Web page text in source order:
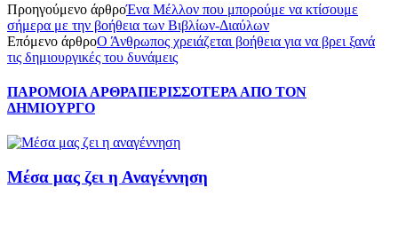
Προηγούμενο άρθροΈνα Μέλλον που μπορούμε να κτίσουμε
σήμερα με την βοήθεια των Βιβλίων-Διαύλων
Επόμενο άρθροΟ Άνθρωπος χρειάζεται βοήθεια για να βρει ξανά
τις δημιουργικές του δυνάμεις
ΠΑΡΟΜΟΙΑ ΑΡΘΡΑΠΕΡΙΣΣΟΤΕΡΑ ΑΠΟ ΤΟΝ
ΔΗΜΙΟΥΡΓΟ
Μέσα μας ζει η Αναγέννηση